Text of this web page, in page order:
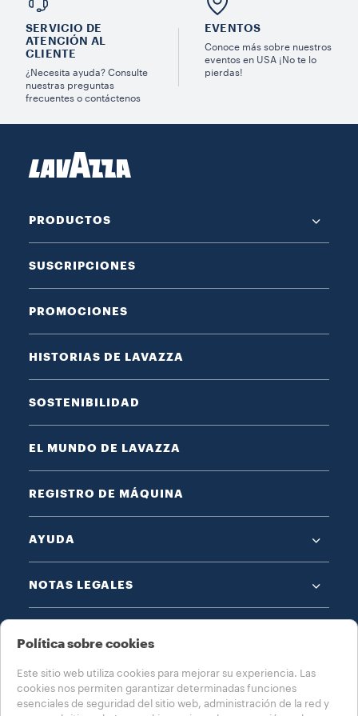
SERVICIO DE
ATENCIÓN AL
CLIENTE
¿Necesita ayuda? Consulte
nuestras preguntas
frecuentes o contáctenos
EVENTOS
Conoce más sobre nuestros
eventos en USA ¡No te lo
pierdas!
PRODUCTOS
SUSCRIPCIONES
PROMOCIONES
HISTORIAS DE LAVAZZA
SOSTENIBILIDAD
EL MUNDO DE LAVAZZA
REGISTRO DE MÁQUINA
AYUDA
NOTAS LEGALES
ELIJA SU PAÍS
Política sobre cookies
Este sitio web utiliza cookies para mejorar su experiencia. Las
cookies nos permiten garantizar determinadas funciones
esenciales de seguridad del sitio web, administración de la red y